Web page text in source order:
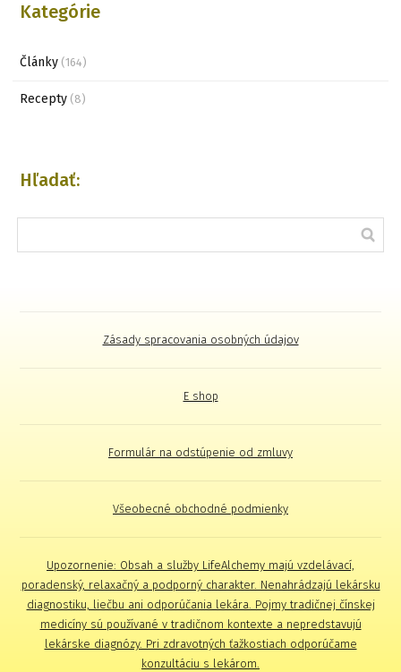
Kategórie
Články (164)
Recepty (8)
Hľadať:
Zásady spracovania osobných údajov
E shop
Formulár na odstúpenie od zmluvy
Všeobecné obchodné podmienky
Upozornenie: Obsah a služby LifeAlchemy majú vzdelávací,
poradenský, relaxačný a podporný charakter. Nenahrádzajú lekársku
diagnostiku, liečbu ani odporúčania lekára. Pojmy tradičnej čínskej
medicíny sú používané v tradičnom kontexte a nepredstavujú
lekárske diagnózy. Pri zdravotných ťažkostiach odporúčame
konzultáciu s lekárom.